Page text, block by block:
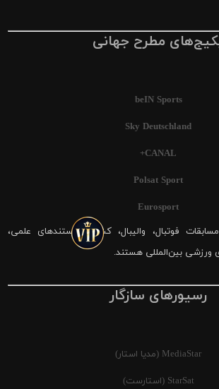
مطرح جهانی
beIN Sports
Sky Deutschland
CANAL+
Polsat Sport
Eurosport
فوتبال، والیبال، کشتی، مستندهای علمی،
ورزشی بین‌المللی هستند.
رسیورهای سازگار
MediaStar (مدیا استار)
StarSat (استارست)